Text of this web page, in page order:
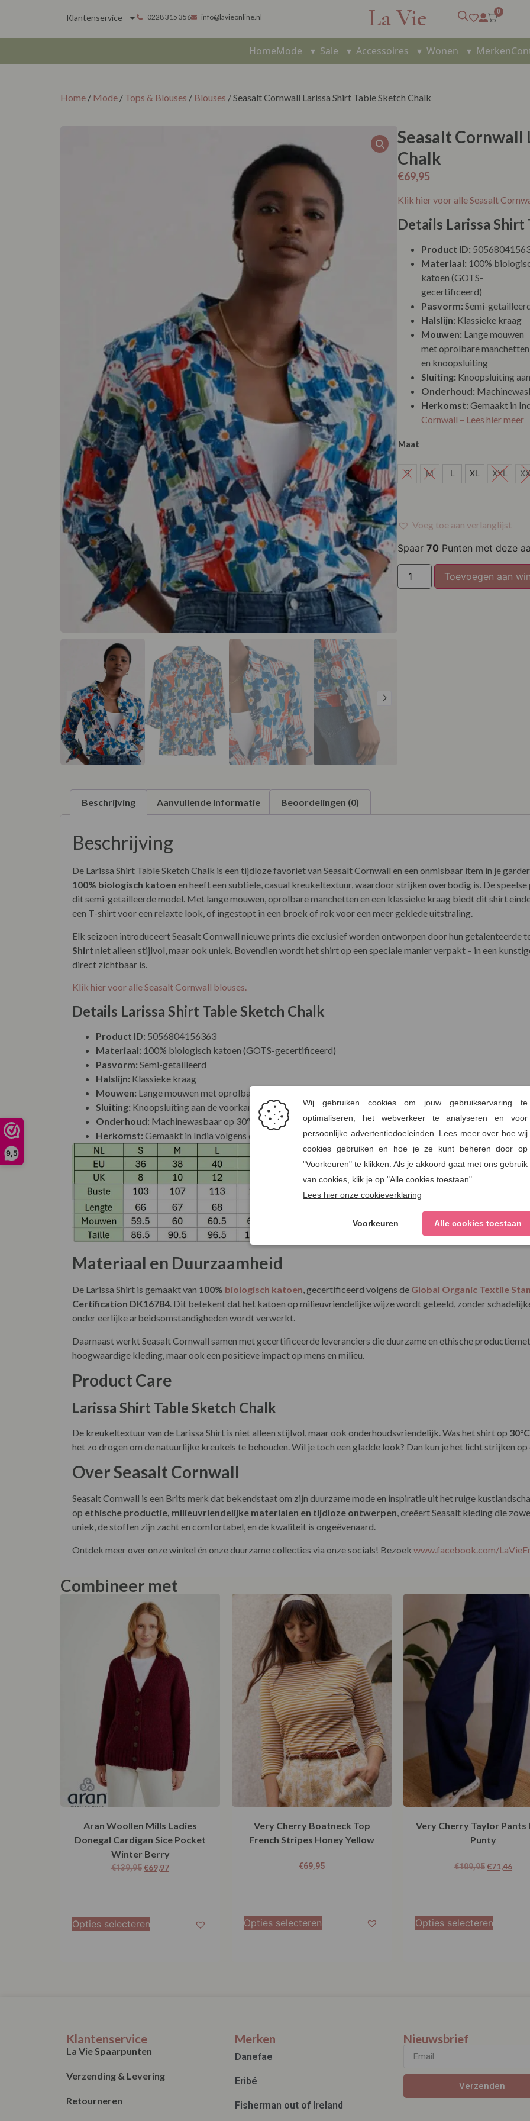
9,5
Klantenservice 0228 315 356 info@lavieonline.nl La Vie 0
HomeMode ▾ Sale ▾ Accessoires ▾ Wonen ▾ Merken
Home / Mode / Tops & Blouses / Blouses / Seasalt Cornwall Larissa Shirt Table Sketch Chalk
Seasalt Cornwall
Chalk
€69,95
Klik hier voor alle Seasalt
Details Larissa Shirt
Product ID:
Materiaal: 100%
katoen (GOTS-
gecertificeerd)
Pasvorm: Semi-
Halslijn: Klassieke kraag
Mouwen: Lange mouwen
met oprolbare manchetten
en knoopsluiting
Sluiting: Knoopsluiting
Onderhoud:
Herkomst: Gemaakt in
Cornwall – Lees hier meer
Maat
S
XXL
XXXL
S M L XL XXL
Voeg toe aan verlanglijst
Spaar 70 Punten met deze
Toevoegen aan
Beschrijving Aanvullende informatie Beoordelingen (0)
Beschrijving
De Larissa Shirt Table Sketch Chalk is een tijdloze favoriet van Seasalt Cornwall en een onmisbaar item in je
100% biologisch katoen en heeft een subtiele, casual kreukeltextuur, waardoor strijken overbodig is. De
dit semi-getailleerde model. Met lange mouwen, oprolbare manchetten en een klassieke kraag biedt dit shirt
een T-shirt voor een relaxte look, of ingestopt in een broek of rok voor een meer geklede uitstraling.
Elk seizoen introduceert Seasalt Cornwall nieuwe prints die exclusief worden ontworpen door hun getalenteerde
Shirt niet alleen stijlvol, maar ook uniek. Bovendien wordt het shirt op een speciale manier verpakt – in een
direct zichtbaar is.
Klik hier voor alle Seasalt Cornwall blouses.
Details Larissa Shirt Table Sketch Chalk
Product ID: 5056804156363
Materiaal: 100% biologisch katoen (GOTS-gecertificeerd)
Pasvorm: Semi-getailleerd
Halslijn: Klassieke kraag
Mouwen: Lange mouwen met oprolbare manchetten en knoopsluiting
Sluiting: Knoopsluiting aan de voorkant
Onderhoud: Machinewasbaar op 30°C
Herkomst: Gemaakt in India volgens de Ethical Trading Policy van Seasalt Cornwall – Lees hier meer
Materiaal en Duurzaamheid
De Larissa Shirt is gemaakt van 100% biologisch katoen, gecertificeerd volgens de Global Organic Textile
Certification DK16784. Dit betekent dat het katoen op milieuvriendelijke wijze wordt geteeld, zonder
onder eerlijke arbeidsomstandigheden wordt verwerkt.
Daarnaast werkt Seasalt Cornwall samen met gecertificeerde leveranciers die duurzame en ethische
hoogwaardige kleding, maar ook een positieve impact op mens en milieu.
Product Care
Larissa Shirt Table Sketch Chalk
De kreukeltextuur van de Larissa Shirt is niet alleen stijlvol, maar ook onderhoudsvriendelijk. Was het shirt op
het zo drogen om de natuurlijke kreukels te behouden. Wil je toch een gladde look? Dan kun je het licht strijken op
Over Seasalt Cornwall
Seasalt Cornwall is een Brits merk dat bekendstaat om zijn duurzame mode en inspiratie uit het ruige
op ethische productie, milieuvriendelijke materialen en tijdloze ontwerpen, creëert Seasalt kleding die
uniek, de stoffen zijn zacht en comfortabel, en de kwaliteit is ongeëvenaard.
Ontdek meer over onze winkel én onze duurzame collecties via onze socials! Bezoek www.facebook.com/
Combineer met
Aran Woollen Mills Ladies
Donegal Cardigan Sice Pocket
Winter Berry
€139,95€69,97
Opties selecteren
Very Cherry Boatneck Top
French Stripes Honey Yellow
€69,95
Opties selecteren
Very Cherry Taylor Pants
Punty
€109,95€71,46
Opties selecteren
Klantenservice
La Vie Spaarpunten
Verzending & Levering
Retourneren
Merken
Danefae
Eribé
Fisherman out of Ireland
Nieuwsbrief
Verzenden